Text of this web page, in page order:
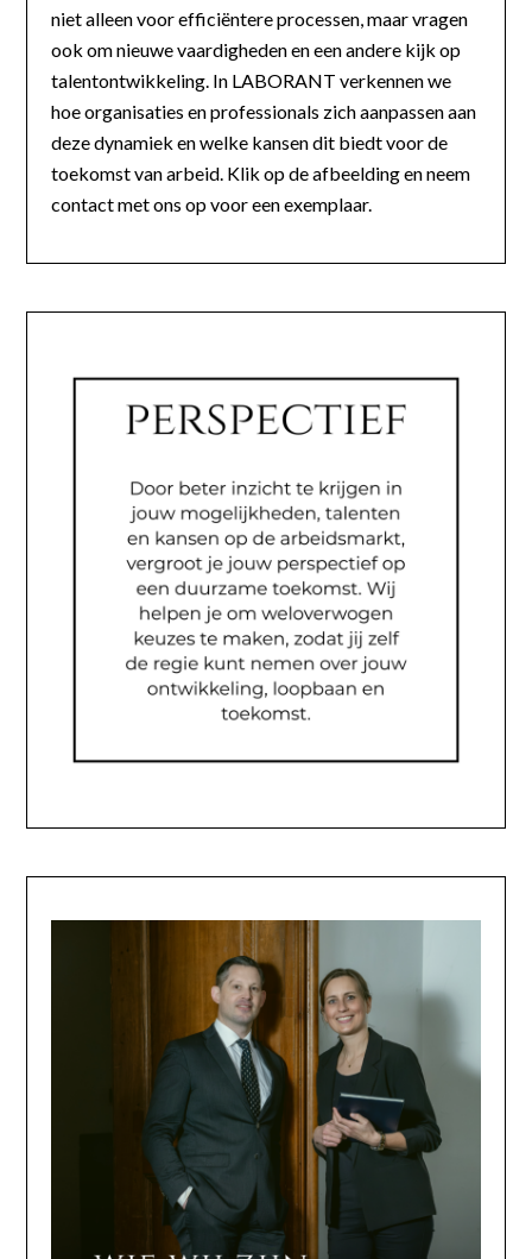
niet alleen voor efficiëntere processen, maar vragen
ook om nieuwe vaardigheden en een andere kijk op
talentontwikkeling. In LABORANT verkennen we
hoe organisaties en professionals zich aanpassen aan
deze dynamiek en welke kansen dit biedt voor de
toekomst van arbeid. Klik op de afbeelding en neem
contact met ons op voor een exemplaar.